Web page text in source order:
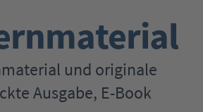
und originale
Ausgabe, E-Book